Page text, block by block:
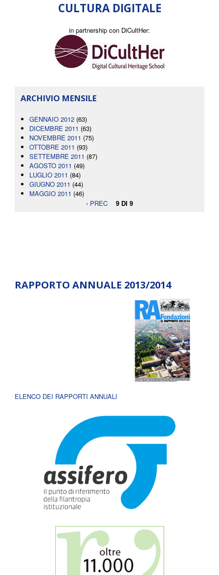
CULTURA DIGITALE
in partnership con DiCultHer:
ARCHIVIO MENSILE
GENNAIO 2012 (63)
DICEMBRE 2011 (63)
NOVEMBRE 2011 (75)
OTTOBRE 2011 (93)
SETTEMBRE 2011 (87)
AGOSTO 2011 (49)
LUGLIO 2011 (84)
GIUGNO 2011 (44)
MAGGIO 2011 (46)
‹ PREC
9 DI 9
RAPPORTO ANNUALE 2013/2014
ELENCO DEI RAPPORTI ANNUALI